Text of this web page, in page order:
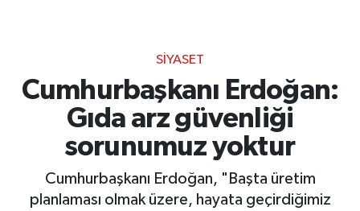
SIYASET
Cumhurbaşkanı Erdoğan:
Gıda arz güvenliği
sorunumuz yoktur
Cumhurbaşkanı Erdoğan, "Başta üretim
planlaması olmak üzere, hayata geçirdiğimiz